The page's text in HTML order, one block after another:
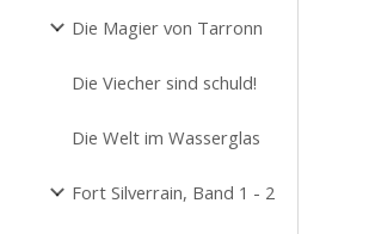
Die Magier von Tarronn
Die Viecher sind schuld!
Die Welt im Wasserglas
Fort Silverrain, Band 1 - 2